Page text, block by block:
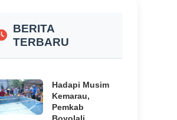
BERITA
TERBARU
Hadapi Musim
Kemarau,
Pemkab